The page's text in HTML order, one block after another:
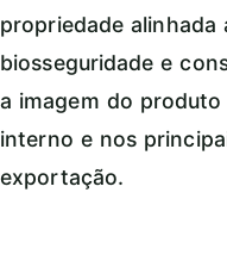
propriedade alinhada
biosseguridade e
a imagem do
interno e nos
exportação.